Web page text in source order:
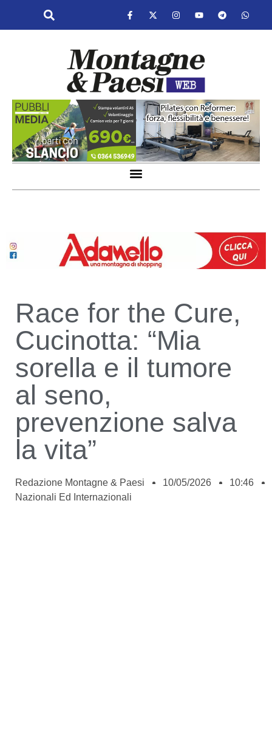
Race for the Cure,
Cucinotta: “Mia
sorella e il tumore
al seno,
prevenzione salva
la vita”
Redazione Montagne & Paesi 10/05/2026
10:46
Nazionali Ed Internazionali